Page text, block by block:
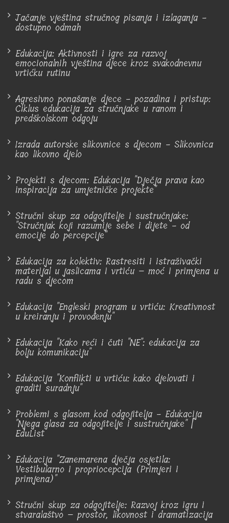
Jačanje vještina stručnog pisanja i izlaganja -
dostupno odmah
Edukacija: Aktivnosti i igre za razvoj
emocionalnih vještina djece kroz svakodnevnu
vrtićku rutinu
Agresivno ponašanje djece - pozadina i pristup:
Ciklus edukacija za stručnjake u ranom i
predškolskom odgoju
Izrada autorske slikovnice s djecom - Slikovnica
kao likovno djelo
Projekti s djecom: Edukacija "Dječja prava kao
inspiracija za umjetničke projekte"
Stručni skup za odgojitelje i sustručnjake:
"Stručnjak koji razumije sebe i dijete - od
emocije do percepcije"
Edukacija za kolektiv: Rastresiti i istraživački
materijal u jaslicama i vrtiću – moć i primjena u
radu s djecom
Edukacija "Engleski program u vrtiću: Kreativnost
u kreiranju i provođenju"
Edukacija "Kako reći i čuti "NE": edukacija za
bolju komunikaciju"
Edukacija "Konflikti u vrtiću: kako djelovati i
graditi suradnju"
Problemi s glasom kod odgojitelja - Edukacija
"Njega glasa za odgojitelje i sustručnjake" |
EduList
Edukacija "Zanemarena dječja osjetila:
Vestibularno i propriocepcija (Primjeri i
primjena)"
Stručni skup za odgojitelje: Razvoj kroz igru i
stvaralaštvo – prostor, likovnost i dramatizacija